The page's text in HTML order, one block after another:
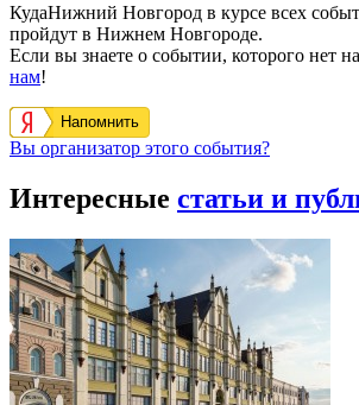
КудаНижний Новгород в курсе всех
пройдут в Нижнем Новгороде.
Если вы знаете о событии, которого нет
нам!
Напомнить
Вы организатор этого события?
Интересные статьи и